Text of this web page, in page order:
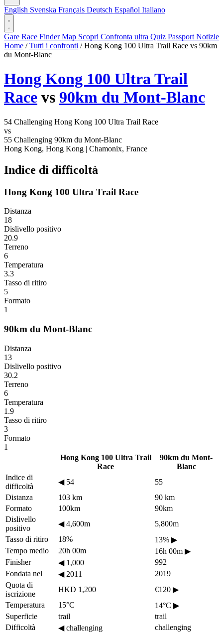
English Svenska Français Deutsch Español Italiano
Gare Race FinderMap Scopri Confronta ultra Quiz Passport Notizie
Home / Tutti i confronti / Hong Kong 100 Ultra Trail Race vs 90km
du Mont-Blanc
Hong Kong 100 Ultra Trail
Race vs 90km du Mont-Blanc
54 Challenging Hong Kong 100 Ultra Trail Race
vs
55 Challenging 90km du Mont-Blanc
Hong Kong, Hong Kong | Chamonix, France
Indice di difficoltà
Hong Kong 100 Ultra Trail Race
Distanza
18
Dislivello positivo
20.9
Terreno
6
Temperatura
3.3
Tasso di ritiro
5
Formato
1
90km du Mont-Blanc
Distanza
13
Dislivello positivo
30.2
Terreno
6
Temperatura
1.9
Tasso di ritiro
3
Formato
1
Hong Kong 100 Ultra Trail
Race
90km du Mont-
Blanc
Indice di
difficoltà
◀54
55
Distanza
103 km
90 km
Formato
100km
90km
Dislivello
positivo
◀4,600m
5,800m
Tasso di ritiro
18% 13% ▶
Tempo medio
20h 00m 16h 00m ▶
Finisher
◀1,000
992
Fondata nel
◀2011
2019
Quota di
iscrizione
HKD 1,200 €120 ▶
Temperatura
15°C 14°C ▶
Superficie
trail
trail
Difficoltà
◀challenging
challenging